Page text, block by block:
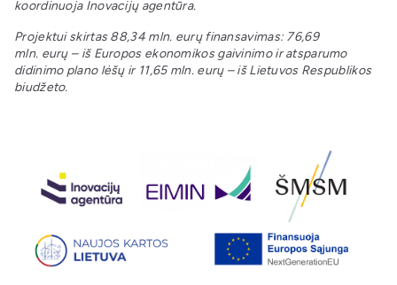
koordinuoja Inovacijų agentūra.
Projektui skirtas 88,34 mln. eurų finansavimas: 76,69
mln. eurų – iš Europos ekonomikos gaivinimo ir atsparumo
didinimo plano lėšų ir 11,65 mln. eurų – iš Lietuvos Respublikos
biudžeto.